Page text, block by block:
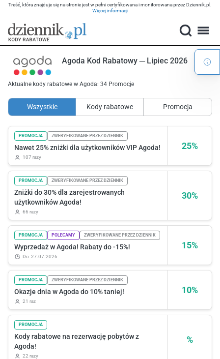
Treść, która znajduje się na stronie jest w pełni certyfikowana i monitorowana przez Dziennik.pl.
Więcej informacji
Agoda Kod Rabatowy ─ Lipiec 2026
Aktualne kody rabatowe w Agoda: 34 Promocje
Wszystkie Kody rabatowe Promocja
25%
PROMOCJA ZWERYFIKOWANE PRZEZ DZIENNIK
Nawet 25% zniżki dla użytkowników VIP Agoda!
107 razy
30%
PROMOCJA ZWERYFIKOWANE PRZEZ DZIENNIK
Zniżki do 30% dla zarejestrowanych
użytkowników Agoda!
66 razy
15%
PROMOCJA POLECAMY ZWERYFIKOWANE PRZEZ DZIENNIK
Wyprzedaż w Agoda! Rabaty do -15%!
do 27.07.2026
10%
PROMOCJA ZWERYFIKOWANE PRZEZ DZIENNIK
Okazje dnia w Agoda do 10% taniej!
21 raz
%
PROMOCJA
Kody rabatowe na rezerwację pobytów z
Agoda!
22 razy